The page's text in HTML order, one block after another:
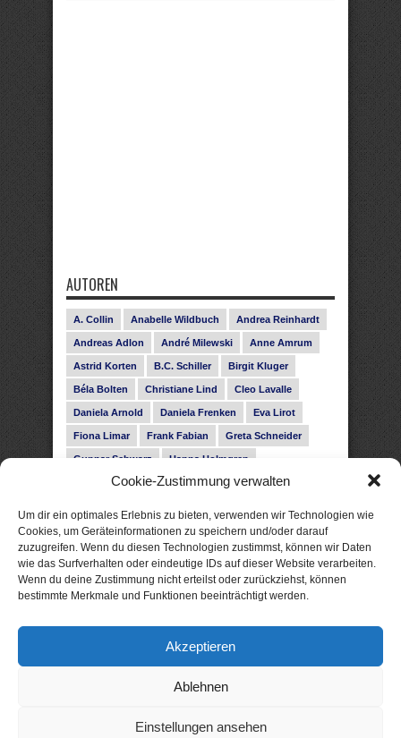
Cookie-Zustimmung verwalten
Um dir ein optimales Erlebnis zu bieten, verwenden wir Technologien wie
Cookies, um Geräteinformationen zu speichern und/oder darauf
zuzugreifen. Wenn du diesen Technologien zustimmst, können wir Daten
wie das Surfverhalten oder eindeutige IDs auf dieser Website verarbeiten.
Wenn du deine Zustimmung nicht erteilst oder zurückziehst, können
bestimmte Merkmale und Funktionen beeinträchtigt werden.
Akzeptieren
Ablehnen
Einstellungen ansehen
AUTOREN
A. Collin Anabelle Wildbuch Andrea Reinhardt
Andreas Adlon André Milewski Anne Amrum
Astrid Korten B.C. Schiller Birgit Kluger
Béla Bolten Christiane Lind Cleo Lavalle
Daniela Arnold Daniela Frenken Eva Lirot
Fiona Limar Frank Fabian Greta Schneider
Gunnar Schwarz Hanna Holmgren
Heike Fröhling Ina Glahe Ivo Pala J. Vellguth
Leonie Haubrich Lilly Labord Livia Pipes
Malin Blunk Marcus Hünnebeck Martin Krist
Melisa Schwermer Nele Bruun Nika Lubitsch
Noah Fitz Nora Amelie René Junge
Subina Giuletti